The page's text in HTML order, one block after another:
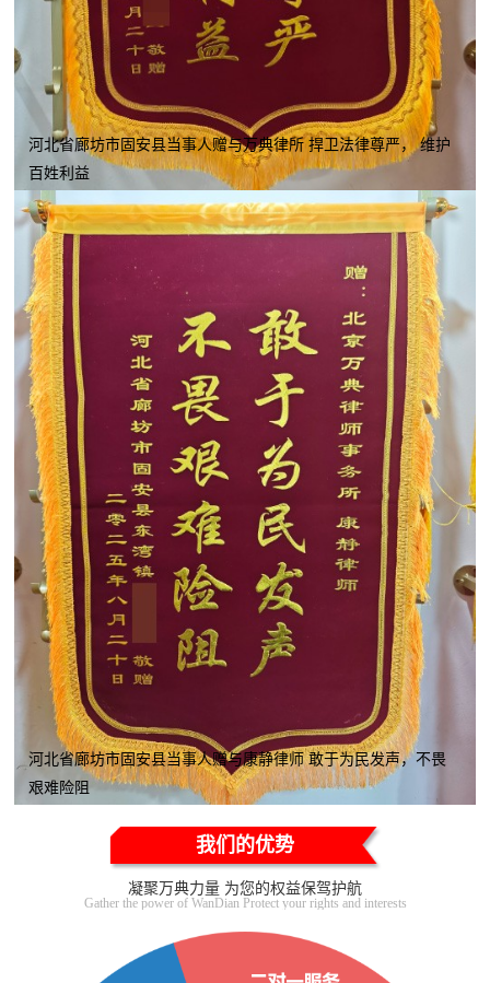
河北省廊坊市固安县当事人赠与万典律所 捍卫法律尊严， 维护
百姓利益
河北省廊坊市固安县当事人赠与康静律师 敢于为民发声，不畏
艰难险阻
我们的优势
凝聚万典力量 为您的权益保驾护航
Gather the power of WanDian Protect your rights and interests